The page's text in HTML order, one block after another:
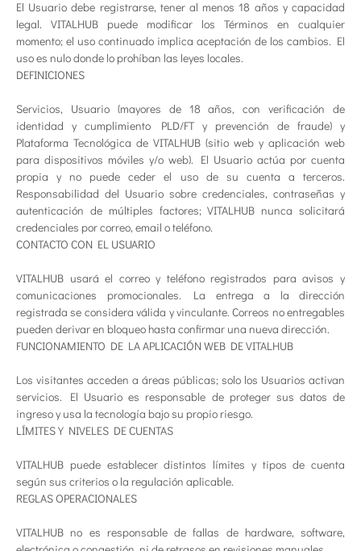
El Usuario debe registrarse, tener al menos 18 años y capacidad
legal. VITALHUB puede modificar los Términos en cualquier
momento; el uso continuado implica aceptación de los cambios. El
uso es nulo donde lo prohíban las leyes locales.
DEFINICIONES
Servicios, Usuario (mayores de 18 años, con verificación de
identidad y cumplimiento PLD/FT y prevención de fraude) y
Plataforma Tecnológica de VITALHUB (sitio web y aplicación web
para dispositivos móviles y/o web). El Usuario actúa por cuenta
propia y no puede ceder el uso de su cuenta a terceros.
Responsabilidad del Usuario sobre credenciales, contraseñas y
autenticación de múltiples factores; VITALHUB nunca solicitará
credenciales por correo, email o teléfono.
CONTACTO CON EL USUARIO
VITALHUB usará el correo y teléfono registrados para avisos y
comunicaciones promocionales. La entrega a la dirección
registrada se considera válida y vinculante. Correos no entregables
pueden derivar en bloqueo hasta confirmar una nueva dirección.
FUNCIONAMIENTO DE LA APLICACIÓN WEB DE VITALHUB
Los visitantes acceden a áreas públicas; solo los Usuarios activan
servicios. El Usuario es responsable de proteger sus datos de
ingreso y usa la tecnología bajo su propio riesgo.
LÍMITES Y NIVELES DE CUENTAS
VITALHUB puede establecer distintos límites y tipos de cuenta
según sus criterios o la regulación aplicable.
REGLAS OPERACIONALES
VITALHUB no es responsable de fallas de hardware, software,